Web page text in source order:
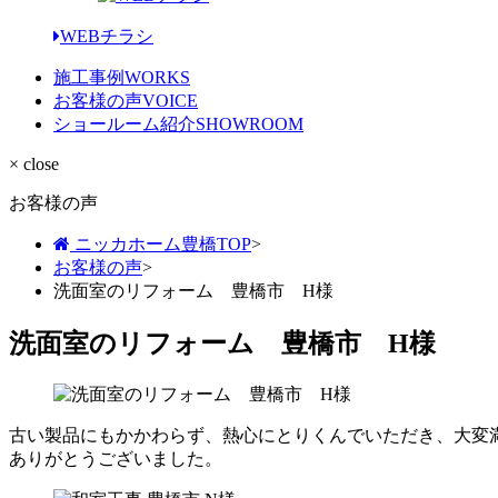
WEBチラシ
施工事例WORKS
お客様の声VOICE
ショールーム紹介SHOWROOM
× close
お客様の声
ニッカホーム豊橋TOP>
お客様の声>
洗面室のリフォーム 豊橋市 H様
洗面室のリフォーム 豊橋市 H様
古い製品にもかかわらず、熱心にとりくんでいただき、大変
ありがとうございました。